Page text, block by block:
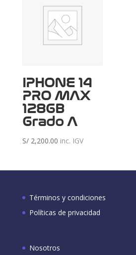
IPHONE 14
PRO MAX
128GB
Grado A
S/2,200.00 inc. IGV
Términos y condiciones
Políticas de privacidad
Nosotros